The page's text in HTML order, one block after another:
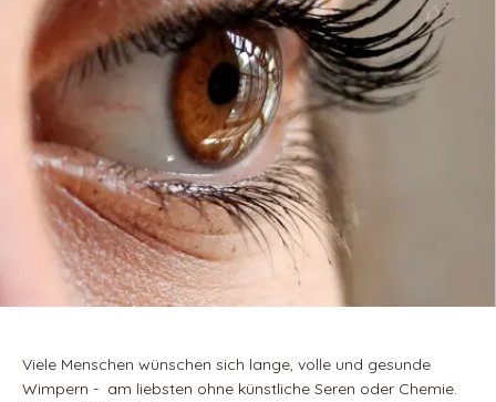
Viele Menschen wünschen sich lange, volle und gesunde
Wimpern - am liebsten ohne künstliche Seren oder Chemie.